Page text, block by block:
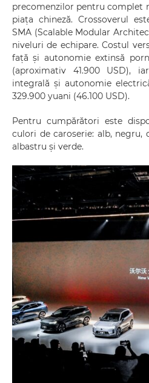
precomenzilor pentru complet
piața chineză. Crossoverul
SMA (Scalable Modular
niveluri de echipare. Costul
față și autonomie extinsă
(aproximativ 41.900 USD),
integrală și autonomie
329.900 yuani (46.100 USD).
Pentru cumpărători este
culori de caroserie: alb, negru,
albastru și verde.